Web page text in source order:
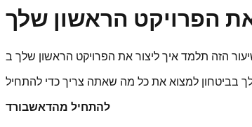
את הפרויקט הראשון שלך
להתחיל מהדאשבורד